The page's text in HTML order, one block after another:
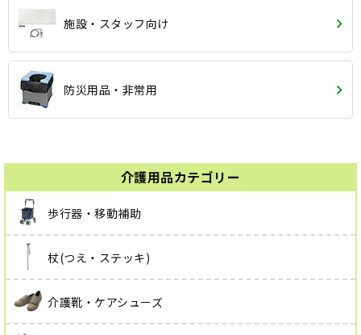
介護用品カテゴリー
歩行器・移動補助
杖(つえ・ステッキ)
介護靴・ケアシューズ
施設・スタッフ向け
防災用品・非常用